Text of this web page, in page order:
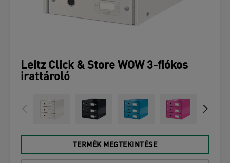
Leitz Click & Store WOW 3-fiókos
irattároló
TERMÉK MEGTEKINTÉSE